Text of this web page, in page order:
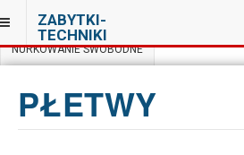
ZABYTKI-
TECHNIKI
JESTEŚ TUTAJ:
NURKOWANIE SWOBODNE
PŁETWY